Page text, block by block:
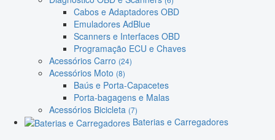
Cabos e Adaptadores OBD
Emuladores AdBlue
Scanners e Interfaces OBD
Programação ECU e Chaves
Acessórios Carro (24)
Acessórios Moto (8)
Baús e Porta-Capacetes
Porta-bagagens e Malas
Acessórios Bicicleta (7)
Baterias e Carregadores